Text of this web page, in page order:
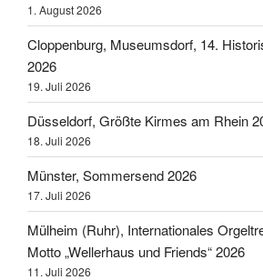
1. August 2026
Cloppenburg, Museumsdorf, 14.
2026
19. Juli 2026
Düsseldorf, Größte Kirmes am Rhein
18. Juli 2026
Münster, Sommersend 2026
17. Juli 2026
Mülheim (Ruhr), Internationales
Motto „Wellerhaus und Friends“ 2026
11. Juli 2026